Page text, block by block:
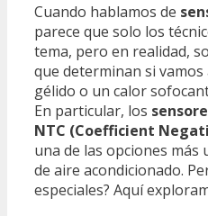
Cuando hablamos de
parece que solo los
tema, pero en realidad,
que determinan si
gélido o un calor
En particular, los
NTC (Coefficient
una de las opciones más
de aire acondicionado.
especiales? Aquí